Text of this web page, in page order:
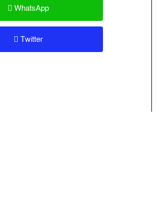
WhatsApp
Twitter